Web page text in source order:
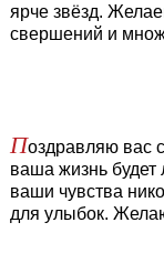
ярче звёзд.
свершений и
Поздравляю вас
ваша жизнь будет
ваши чувства
для улыбок.